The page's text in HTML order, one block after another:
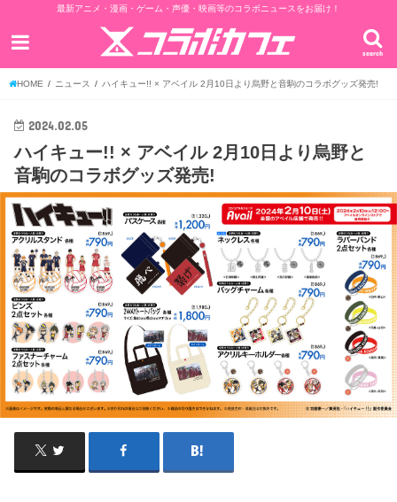
最新アニメ・漫画・ゲーム・声優・映画等のコラボニュースをお届け！
search
HOME ニュース ハイキュー!! × アベイル 2月10日より烏野と音駒のコラボグッズ発売!
2024.02.05
ハイキュー!! × アベイル 2月10日より烏野と
音駒のコラボグッズ発売!